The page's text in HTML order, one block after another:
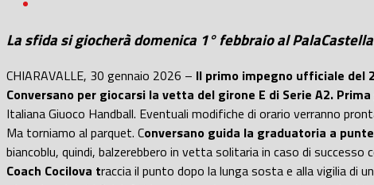
La sfida si giocherà domenica 1° febbraio al
CHIARAVALLE, 30 gennaio 2026 – Il primo impegno ufficiale del
Conversano per giocarsi la vetta del girone E di Serie A2.
Italiana Giuoco Handball. Eventuali modifiche di orario verranno
Ma torniamo al parquet. Conversano guida la graduatoria a
biancoblu, quindi, balzerebbero in vetta solitaria in caso di
Coach Cocilova traccia il punto dopo la lunga sosta e alla vigilia di